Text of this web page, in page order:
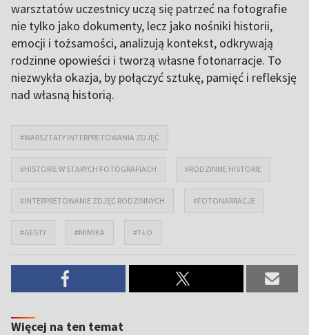
warsztatów uczestnicy uczą się patrzeć na fotografie
nie tylko jako dokumenty, lecz jako nośniki historii,
emocji i tożsamości, analizują kontekst, odkrywają
rodzinne opowieści i tworzą własne fotonarracje. To
niezwykła okazja, by połączyć sztukę, pamięć i refleksję
nad własną historią.
#WARSZTATY INTERPRETOWANIA ZDJĘĆ
#HISTORIE W STARYCH FOTOGRAFIACH #RODZINNE HISTORIE
#INTERPRETOWANIE ZDJĘĆ RODZINNYCH #FOTONARRACJE
#GESTY #MIMIKA #TŁO
Więcej na ten temat